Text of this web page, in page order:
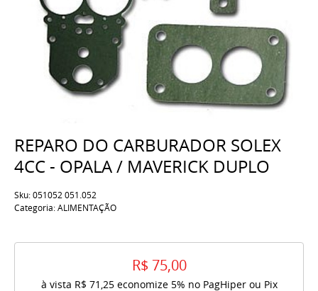
REPARO DO CARBURADOR SOLEX
4CC - OPALA / MAVERICK DUPLO
Sku:051052 051.052
Categoria:ALIMENTAÇÃO
R$ 75,00
à vista R$ 71,25economize 5% no PagHiper ou Pix